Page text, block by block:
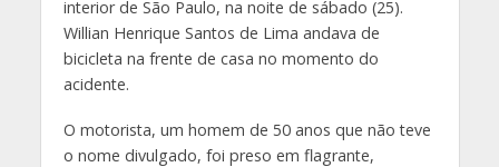
interior de São Paulo, na noite de sábado (25).
Willian Henrique Santos de Lima andava de
bicicleta na frente de casa no momento do
acidente.
O motorista, um homem de 50 anos que não teve
o nome divulgado, foi preso em flagrante,